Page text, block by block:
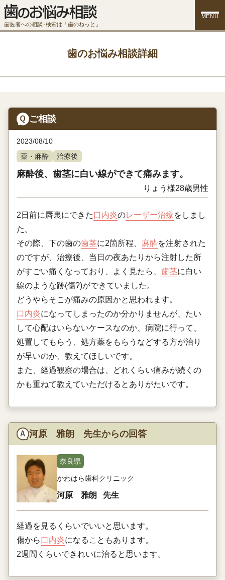
歯医者への相談･検索は「歯のねっと」
MENU
歯のお悩み相談詳細
ご相談
2023/08/10
薬・麻酔
治療後
麻酔後、歯茎に白い線ができて痛みます。
りょう様28歳男性
2日前に唇裏にできた口内炎のレーザー治療をしまし
た。
その際、下の歯の歯茎に2箇所程、 麻酔を注射された
のですが、治療後、当日の夜あたりから注射した所
がすごい痛くなっており、よく見たら、 歯茎に白い
線のような跡(傷?)ができていました。
どうやらそこが痛みの原因かと思われます。
口内炎になってしまったのか分かりませんが、たい
して心配はいらないケースなのか、病院に行って、
処置してもらう、処方薬をもらうなどする方が治り
が早いのか、教えてほしいです。
また、経過観察の場合は、どれくらい痛みが続くの
かも重ねて教えていただけるとありがたいです。
河原 雅朗 先生からの回答
奈良県
かわはら歯科クリニック
河原 雅朗 先生
経過を見るくらいでいいと思います。
傷から口内炎になることもあります。
2週間くらいできれいに治ると思います。